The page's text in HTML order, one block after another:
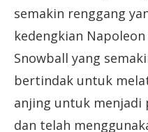
semakin renggang
kedengkian
Snowball yang
bertindak untuk
anjing untuk menjadi
dan telah